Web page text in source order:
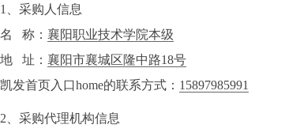
1、采购人信息
名 称： 襄阳职业技术学院本级
地 址： 襄阳市襄城区隆中路18号
凯发首页入口home的联系方式： 15897985991
2、采购代理机构信息